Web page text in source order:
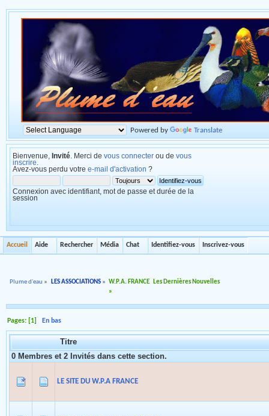
Powered by Translate
Bienvenue, Invité . Merci de vous connecter ou de vous
inscrire
Avez-vous perdu votre e-mail d'activation ?
Connexion avec identifiant, mot de passe et durée de la
session
Accueil Aide Rechercher Média Chat Identifiez-vous Inscrivez-vous
Plume d'eau » LES ASSOCIATIONS» W.P.A. FRANCE
»
Les Dernières Nouvelles
Pages: [1]En bas
Titre
0 Membres et 2 Invités dans cette section.
LE SITE DU W.P.A FRANCE